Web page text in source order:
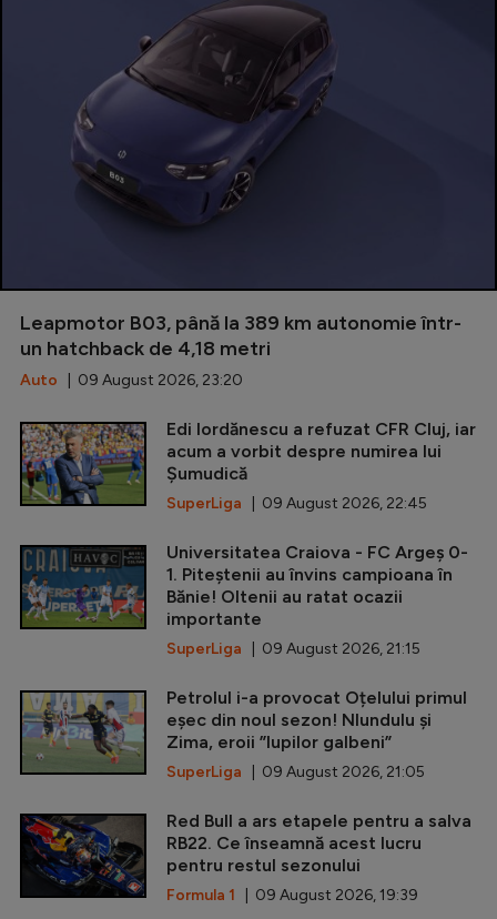
Leapmotor B03, până la 389 km autonomie într-
un hatchback de 4,18 metri
Auto | 09 August 2026, 23:20
Edi Iordănescu a refuzat CFR Cluj, iar
acum a vorbit despre numirea lui
Șumudică
SuperLiga | 09 August 2026, 22:45
Universitatea Craiova - FC Argeș 0-
1. Piteștenii au învins campioana în
Bănie! Oltenii au ratat ocazii
importante
SuperLiga | 09 August 2026, 21:15
Petrolul i-a provocat Oțelului primul
eșec din noul sezon! Nlundulu și
Zima, eroii ”lupilor galbeni”
SuperLiga | 09 August 2026, 21:05
Red Bull a ars etapele pentru a salva
RB22. Ce înseamnă acest lucru
pentru restul sezonului
Formula 1 | 09 August 2026, 19:39